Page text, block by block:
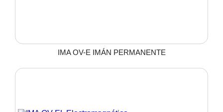
IMA OV-E IMÁN PERMANENTE